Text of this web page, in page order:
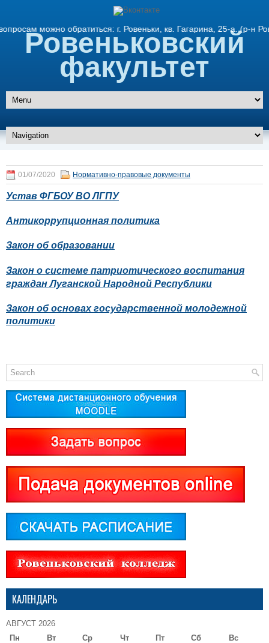
можно обратиться: г. Ровеньки, кв. Гагарина, 25-а. (р-н
Ровеньковский
факультет
01/07/2020 Нормативно-правовые документы
Устав ФГБОУ ВО ЛГПУ
Антикоррупционная политика
Закон об образовании
Закон о системе патриотического воспитания
граждан Луганской Народной Республики
Закон об основах государственной молодежной
политики
КАЛЕНДАРЬ
АВГУСТ 2026
Пн
Вт Ср Чт Пт Сб
Вс